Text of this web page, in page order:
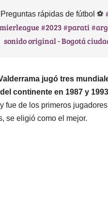
Preguntas rápidas de fútbol ⚽
#2023#parati
sonido original - Bogotá
jugó tres
continente en 1987 y 1993
fue de los primeros
se eligió como el mejor.